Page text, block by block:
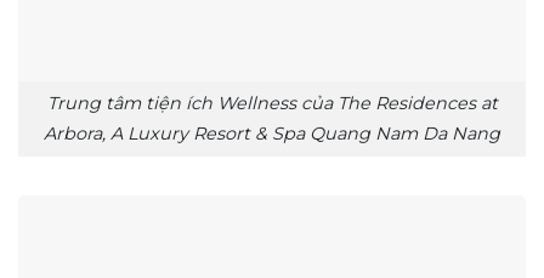
Trung tâm tiện ích Wellness của The Residences at
Arbora, A Luxury Resort & Spa Quang Nam Da Nang